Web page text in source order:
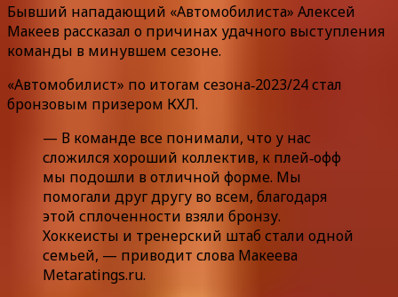
Бывший нападающий «Автомобилиста» Алексей
Макеев рассказал о причинах удачного выступления
команды в минувшем сезоне.
«Автомобилист» по итогам сезона‑2023/24 стал
бронзовым призером КХЛ.
— В команде все понимали, что у нас
сложился хороший коллектив, к плей‑офф
мы подошли в отличной форме. Мы
помогали друг другу во всем, благодаря
этой сплоченности взяли бронзу.
Хоккеисты и тренерский штаб стали одной
семьей, — приводит слова Макеева
Metaratings.ru.